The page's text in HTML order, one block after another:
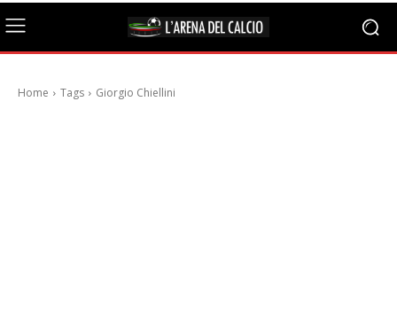
Home Tags Giorgio Chiellini